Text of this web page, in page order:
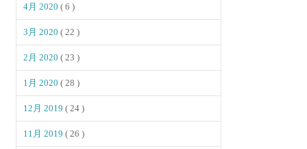
4月 2020( 6 )
3月 2020( 22 )
2月 2020( 23 )
1月 2020( 28 )
12月 2019( 24 )
11月 2019( 26 )